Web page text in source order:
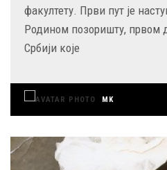
факултету. Први пут је
Родином позоришту, првом
Србији које
MK